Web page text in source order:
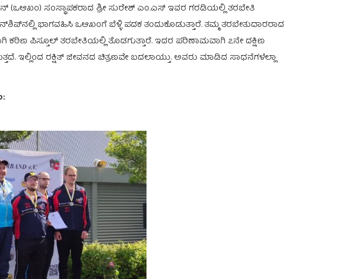
ಸಂಸ್ಥಾಪಕರಾದ ಶ್ರೀ ಸುರೇಶ್ ಎಂ.ಎಸ್ ಇವರ ಗರಡಿಯಲ್ಲಿ ತರಬೇತಿ
ಭಾಗವಹಿಸಿ ಒಆಖಂಗೆ ಬೆಳ್ಳಿ ಪದಕ ತಂದುಕೊಡುತ್ತಾರೆ. ತಮ್ಮ ತರಬೇತುದಾರರಾದ
ಕಠಿಣ ಪಿಸ್ತೂಲ್ ತರಬೇತಿಯಲ್ಲಿ ತೊಡಗುತ್ತಾರೆ. ಇದರ ಪರಿಣಾಮವಾಗಿ ೭ನೇ ದಕ್ಷಿಣ
ಇಲ್ಲಿಂದ ರಕ್ಷಿತ್ ಜೀವನದ ಚಿತ್ರಣವೇ ಬದಲಾಯ್ತು. ಅವರು ಮಾಡಿದ ಸಾಧನೆಗಳೆಲ್ಲಾ